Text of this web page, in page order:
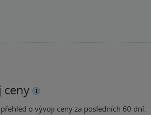
ceny
o vývoji ceny za posledních 60 dní.